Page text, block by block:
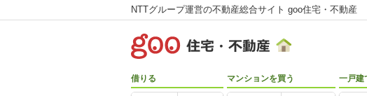
NTTグループ運営の不動産総合サイト goo住宅・不動産
借りる マンションを買う 一戸建